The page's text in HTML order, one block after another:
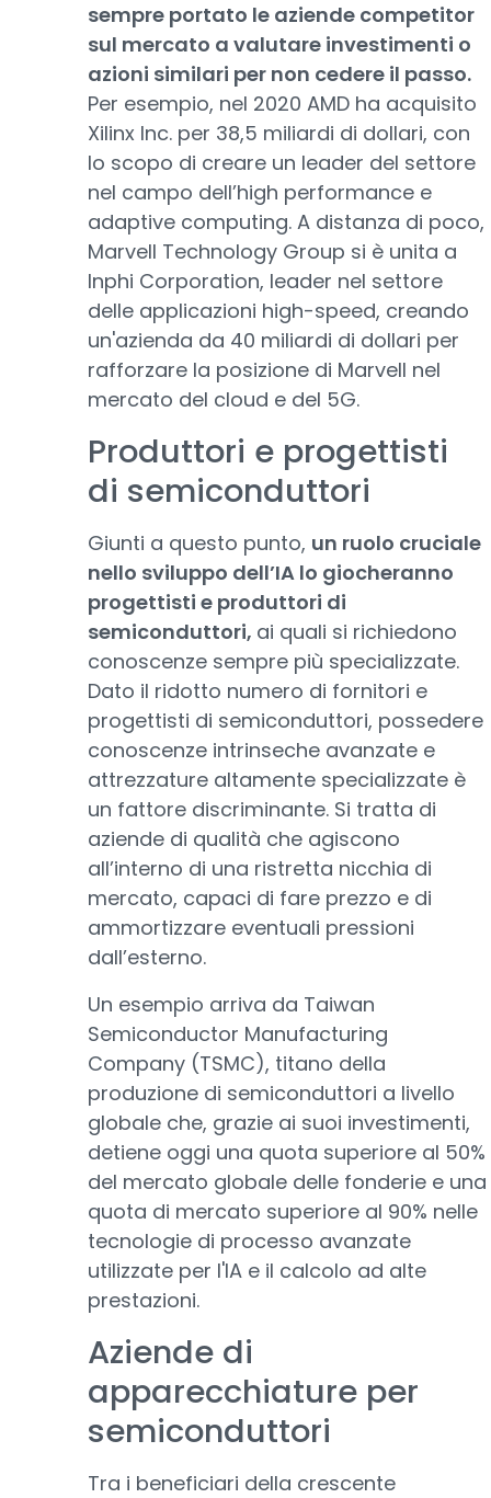
sempre portato le aziende competitor
sul mercato a valutare investimenti o
azioni similari per non cedere il passo.
Per esempio, nel 2020 AMD ha acquisito
Xilinx Inc. per 38,5 miliardi di dollari, con
lo scopo di creare un leader del settore
nel campo dell’high performance e
adaptive computing. A distanza di poco,
Marvell Technology Group si è unita a
Inphi Corporation, leader nel settore
delle applicazioni high-speed, creando
un'azienda da 40 miliardi di dollari per
rafforzare la posizione di Marvell nel
mercato del cloud e del 5G.
Produttori e progettisti
di semiconduttori
Giunti a questo punto, un ruolo cruciale
nello sviluppo dell’IA lo giocheranno
progettisti e produttori di
semiconduttori, ai quali si richiedono
conoscenze sempre più specializzate.
Dato il ridotto numero di fornitori e
progettisti di semiconduttori, possedere
conoscenze intrinseche avanzate e
attrezzature altamente specializzate è
un fattore discriminante. Si tratta di
aziende di qualità che agiscono
all’interno di una ristretta nicchia di
mercato, capaci di fare prezzo e di
ammortizzare eventuali pressioni
dall’esterno.
Un esempio arriva da Taiwan
Semiconductor Manufacturing
Company (TSMC), titano della
produzione di semiconduttori a livello
globale che, grazie ai suoi investimenti,
detiene oggi una quota superiore al 50%
del mercato globale delle fonderie e una
quota di mercato superiore al 90% nelle
tecnologie di processo avanzate
utilizzate per l'IA e il calcolo ad alte
prestazioni.
Aziende di
apparecchiature per
semiconduttori
Tra i beneficiari della crescente